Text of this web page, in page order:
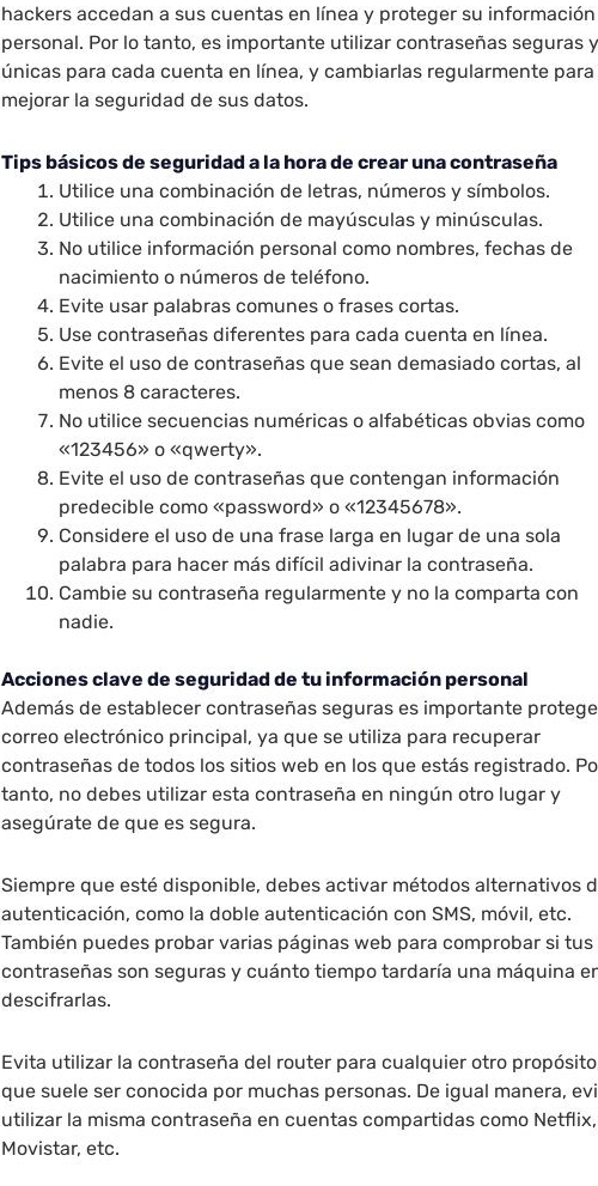
hackers accedan a sus cuentas en línea y proteger su información
personal. Por lo tanto, es importante utilizar contraseñas seguras y
únicas para cada cuenta en línea, y cambiarlas regularmente para
mejorar la seguridad de sus datos.
Tips básicos de seguridad a la hora de crear una contraseña
Utilice una combinación de letras, números y símbolos.
Utilice una combinación de mayúsculas y minúsculas.
No utilice información personal como nombres, fechas de
nacimiento o números de teléfono.
Evite usar palabras comunes o frases cortas.
Use contraseñas diferentes para cada cuenta en línea.
Evite el uso de contraseñas que sean demasiado cortas, al
menos 8 caracteres.
No utilice secuencias numéricas o alfabéticas obvias como
«123456» o «qwerty».
Evite el uso de contraseñas que contengan información
predecible como «password» o «12345678».
Considere el uso de una frase larga en lugar de una sola
palabra para hacer más difícil adivinar la contraseña.
Cambie su contraseña regularmente y no la comparta con
nadie.
Acciones clave de seguridad de tu información personal
Además de establecer contraseñas seguras es importante
correo electrónico principal, ya que se utiliza para recuperar
contraseñas de todos los sitios web en los que estás registrado.
tanto, no debes utilizar esta contraseña en ningún otro lugar y
asegúrate de que es segura.
Siempre que esté disponible, debes activar métodos alternativos
autenticación, como la doble autenticación con SMS, móvil, etc.
También puedes probar varias páginas web para comprobar si tus
contraseñas son seguras y cuánto tiempo tardaría una máquina
descifrarlas.
Evita utilizar la contraseña del router para cualquier otro
que suele ser conocida por muchas personas. De igual manera,
utilizar la misma contraseña en cuentas compartidas como Netflix,
Movistar, etc.